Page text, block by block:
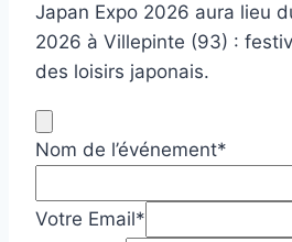
Japan Expo 2026 aura lieu
2026 à Villepinte (93) :
des loisirs japonais.
Nom de l’événement*
Votre Email*